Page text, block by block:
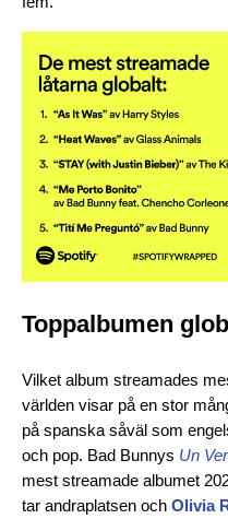
Toppalbumen
Vilket album streamades
världen visar på en stor
på spanska såväl som
och pop. Bad Bunnys Un
mest streamade albumet
tar andraplatsen och Olivia